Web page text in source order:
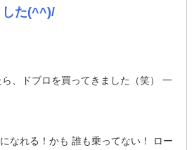
した(^^)/
、ドブロを買ってきました（笑） 一
なれる！かも 誰も乗ってない！ ロー